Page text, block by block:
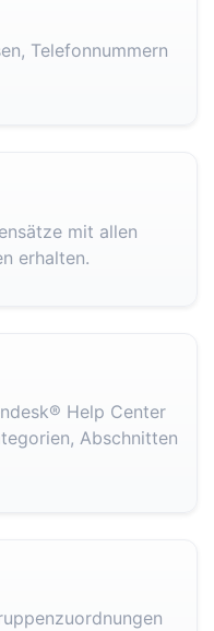
Telefonnummern
mit allen
erhalten.
Help Center
Abschnitten